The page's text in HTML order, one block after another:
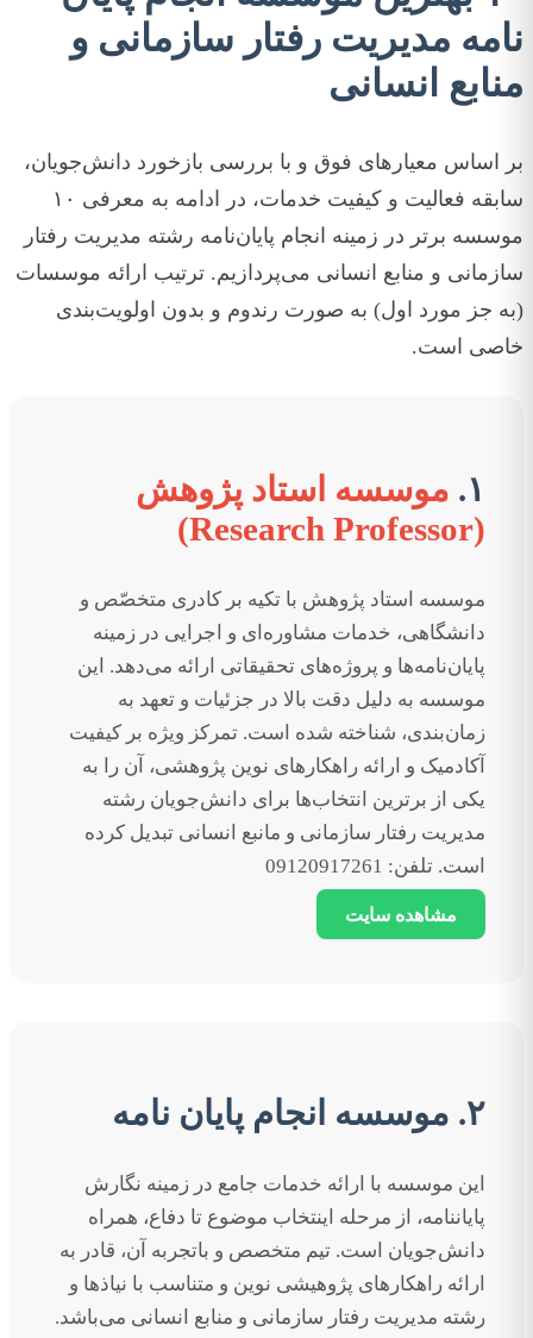
نامه مدیریت رفتار سازمانی و
منابع انسانی
بر اساس معیارهای فوق و با بررسی بازخورد دانش‌جویان،
سابقه فعالیت و کیفیت خدمات، در ادامه به معرفی ۱۰
موسسه برتر در زمینه انجام پایان‌نامه رشته مدیریت رفتار
سازمانی و منابع انسانی می‌پردازیم. ترتیب ارائه موسسات
(به جز مورد اول) به صورت رندوم و بدون اولویت‌بندی
خاصی است.
۱. موسسه استاد پژوهش
(Research Professor)
موسسه استاد پژوهش با تکیه بر کادری متخصّص و
دانشگاهی، خدمات مشاوره‌ای و اجرایی در زمینه
پایان‌نامه‌ها و پروژه‌های تحقیقاتی ارائه می‌دهد. این
موسسه به دلیل دقت بالا در جزئیات و تعهد به
زمان‌بندی، شناخته شده است. تمرکز ویژه بر کیفیت
آکادمیک و ارائه راهکارهای نوین پژوهشی، آن را به
یکی از برترین انتخاب‌ها برای دانش‌جویان رشته
مدیریت رفتار سازمانی و مانبع انسانی تبدیل کرده
است. تلفن: 09120917261
مشاهده سایت
۲. موسسه انجام پایان نامه
این موسسه با ارائه خدمات جامع در زمینه نگارش
پایاننامه، از مرحله اینتخاب موضوع تا دفاع، همراه
دانش‌جویان است. تیم متخصص و باتجربه آن، قادر به
ارائه راهکارهای پژوهیشی نوین و متناسب با نیاذها و
رشته مدیریت رفتار سازمانی و منابع انسانی می‌باشد.